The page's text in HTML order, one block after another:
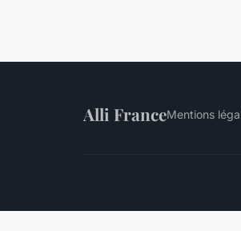
Alli FranceMentions